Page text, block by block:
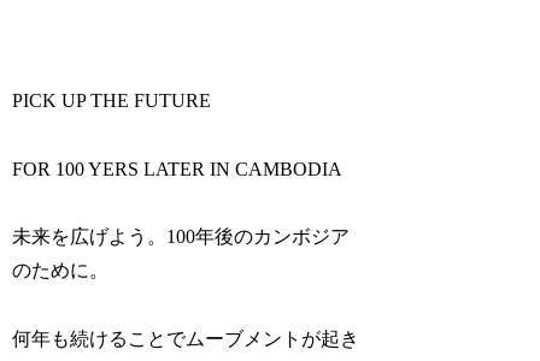
PICK UP THE FUTURE
FOR 100 YERS LATER IN CAMBODIA
未来を広げよう。100年後のカンボジア
のために。
何年も続けることでムーブメントが起き